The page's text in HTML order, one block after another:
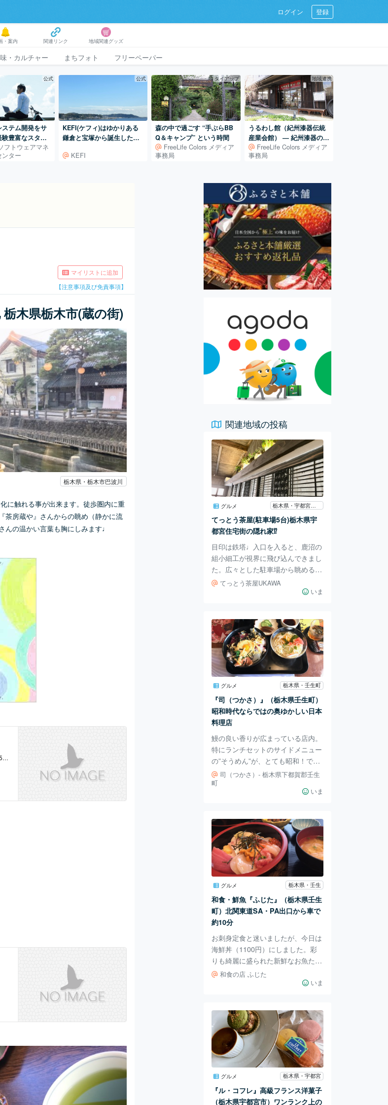
ログイン 登録
・案内 関連リンク 地域関連グッズ
・カルチャー まちフォト フリーペーパー
公式
ステム開発をサ
豊富なスタッ
します！
フトウェアマネ
ター
公式
KEFI(ケフィ)はゆかりある
鎌倉と宝塚から誕生したハ
KEFI
タイアップ
森の中で過ごす “手ぶらBB
Q＆キャンプ” という時間
FreeLife Colors メディア
事務局
地域連携
うるわし館（紀州漆器伝統
産業会館） ― 紀州漆器の展
示・体験・販売を担う産地
の拠点
FreeLife Colors メディア
事務局
マイリストに追加
【注意事項及び免責事項】
木県栃木市(蔵の街)
栃木県・栃木市巴波川
に触れる事が出来ます。徒歩圏内に重
房蔵や』さんからの眺め（静かに流
の温かい言葉も胸にしみます♩
関連地域の投稿
グルメ 栃木県・宇都宮鉄塔
てっとう茶屋(駐車場5台)栃木県宇
都宮住宅街の隠れ家⁉
目印は鉄塔♩入口を入ると、鹿沼の
組小細工が視界に飛び込んできまし
た。広々とした駐車場から眺める和
風な佇まいも素敵です。 季節を感
じる盛り付けとお野菜も沢山、優し
うなデコレーションでできたお雛様
の髪飾りは珍しいですね。 デザー
トタイム♩棚にさりげなく置かれて
いる『パリ アパートメント』とい
うお洒落なアート本とともに…
てっとう茶屋UKAWA
いま
グルメ 栃木県・壬生町
『司（つかさ）』（栃木県壬生町）
昭和時代ならではの奥ゆかしい日本
料理店
鰻の良い香りが広まっている店内。
特にランチセットのサイドメニュー
の”そうめん”が、とても昭和！です
（写真は、ランチセットの海鮮
丼）。 カニカマ、わかめ、ミカン
など…彩り豊かな盛り付けで目を楽
雰囲気も良心的なお値段も…”昭和
そのまま”。この時代ならではの丁
寧さや奥ゆかしさが感じられ、和み
のひとときを過ごすごとができま
す。 現代人が忘れそうになってい
る大切な何かに気持ちをむけること
のできる優良店です。
司（つかさ）- 栃木県下都賀郡壬生
町
いま
グルメ 栃木県・壬生
和食・鮮魚『ふじた』（栃木県壬生
町）北関東道SA・PA出口から車で
約10分
お刺身定食と迷いましたが、今日は
海鮮丼（1100円）にしました。彩
りも綺麗に盛られた新鮮なお魚た
ち。。。(●'◡'●)海なし県でいただく
海の恵み…良心的な価格で新鮮…ほ
の内装のアクセントは藤色で統一さ
れ（偶然でしょうか。お醤油のパッ
ケージも）、落ち着いて過ごせま
す。お座敷とテーブル席があるの
で、正座が苦手な人でも安心です。
栃ナビ
和食の店 ふじた
いま
グルメ 栃木県・宇都宮
『ル・コフレ』高級フランス洋菓子
（栃木県宇都宮市）ワンランク上の